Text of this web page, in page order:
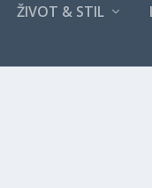
ŽIVOT & STIL